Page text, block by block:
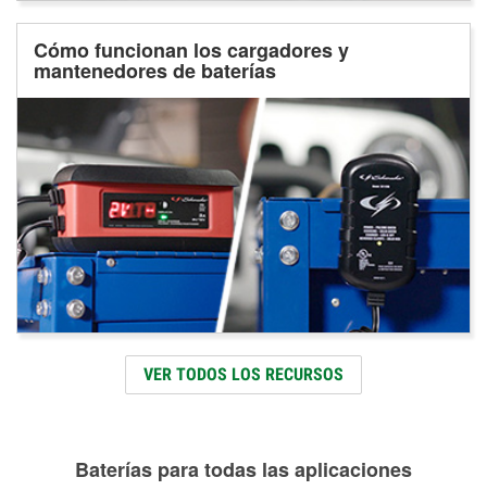
Cómo funcionan los cargadores y
mantenedores de baterías
VER TODOS LOS RECURSOS
Baterías para todas las aplicaciones